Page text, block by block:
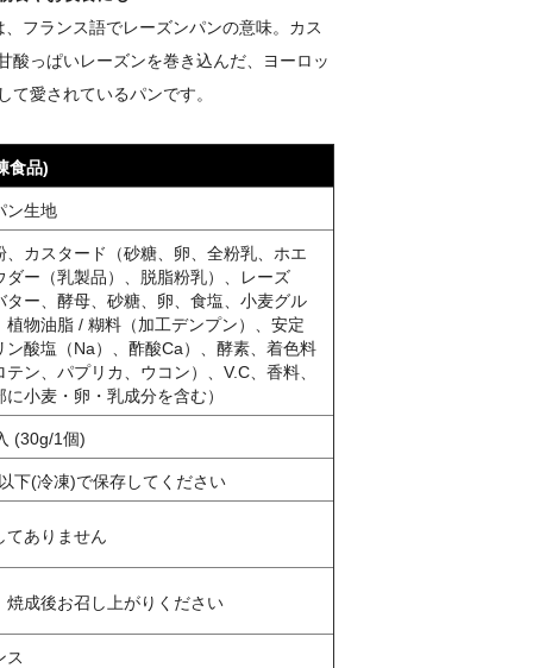
フランス語でレーズンパンの意味。カス
酸っぱいレーズンを巻き込んだ、ヨーロッ
て愛されているパンです。
食品)
ン生地
、カスタード（砂糖、卵、全粉乳、ホエ
ダー（乳製品）、脱脂粉乳）、レーズ
ター、酵母、砂糖、卵、食塩、小麦グル
植物油脂 / 糊料（加工デンプン）、安定
ン酸塩（Na）、酢酸Ca）、酵素、着色料
テン、パプリカ、ウコン）、V.C、香料、
に小麦・卵・乳成分を含む）
(30g/1個)
下(冷凍)で保存してください
てありません
焼成後お召し上がりください
ス